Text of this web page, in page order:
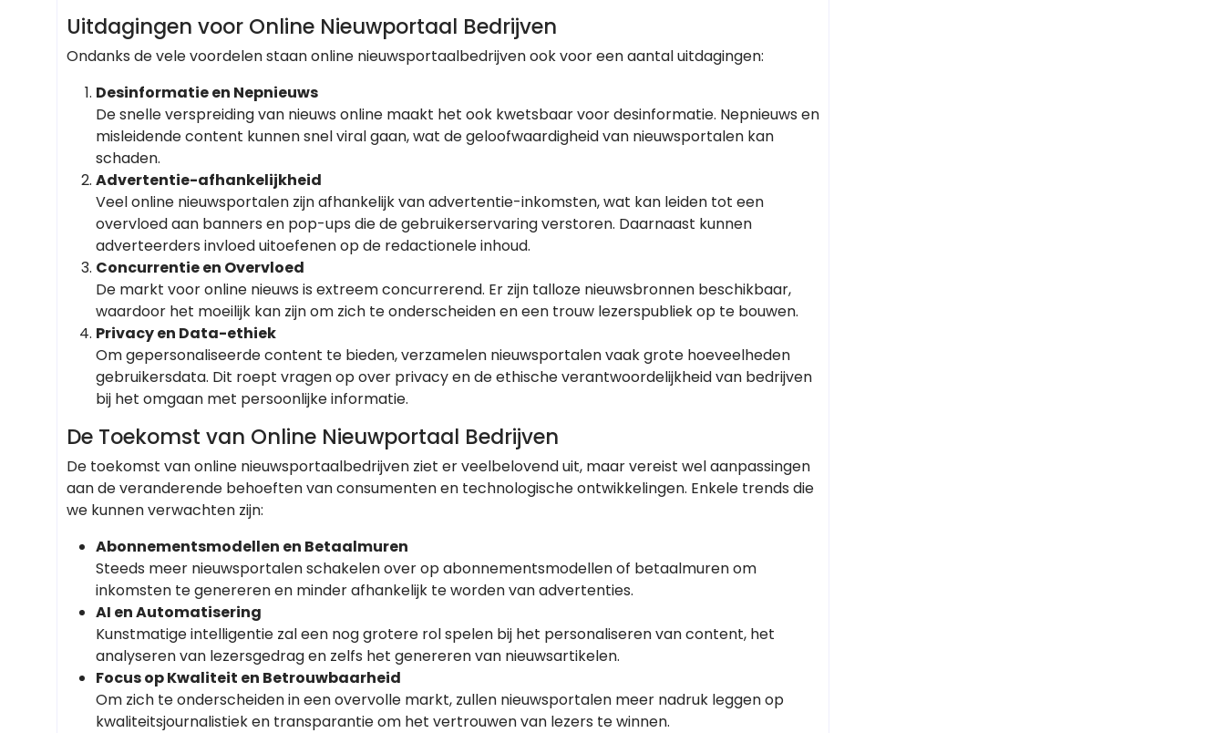
Uitdagingen voor Online Nieuwportaal Bedrijven
Ondanks de vele voordelen staan online nieuwsportaalbedrijven ook voor een aantal uitdagingen:
Desinformatie en Nepnieuws
De snelle verspreiding van nieuws online maakt het ook kwetsbaar voor desinformatie. Nepnieuws en
misleidende content kunnen snel viral gaan, wat de geloofwaardigheid van nieuwsportalen kan
schaden.
Advertentie-afhankelijkheid
Veel online nieuwsportalen zijn afhankelijk van advertentie-inkomsten, wat kan leiden tot een
overvloed aan banners en pop-ups die de gebruikerservaring verstoren. Daarnaast kunnen
adverteerders invloed uitoefenen op de redactionele inhoud.
Concurrentie en Overvloed
De markt voor online nieuws is extreem concurrerend. Er zijn talloze nieuwsbronnen beschikbaar,
waardoor het moeilijk kan zijn om zich te onderscheiden en een trouw lezerspubliek op te bouwen.
Privacy en Data-ethiek
Om gepersonaliseerde content te bieden, verzamelen nieuwsportalen vaak grote hoeveelheden
gebruikersdata. Dit roept vragen op over privacy en de ethische verantwoordelijkheid van bedrijven
bij het omgaan met persoonlijke informatie.
De Toekomst van Online Nieuwportaal Bedrijven
De toekomst van online nieuwsportaalbedrijven ziet er veelbelovend uit, maar vereist wel aanpassingen
aan de veranderende behoeften van consumenten en technologische ontwikkelingen. Enkele trends die
we kunnen verwachten zijn:
Abonnementsmodellen en Betaalmuren
Steeds meer nieuwsportalen schakelen over op abonnementsmodellen of betaalmuren om
inkomsten te genereren en minder afhankelijk te worden van advertenties.
AI en Automatisering
Kunstmatige intelligentie zal een nog grotere rol spelen bij het personaliseren van content, het
analyseren van lezersgedrag en zelfs het genereren van nieuwsartikelen.
Focus op Kwaliteit en Betrouwbaarheid
Om zich te onderscheiden in een overvolle markt, zullen nieuwsportalen meer nadruk leggen op
kwaliteitsjournalistiek en transparantie om het vertrouwen van lezers te winnen.